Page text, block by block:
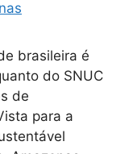
brasileira é
do SNUC
de
para a